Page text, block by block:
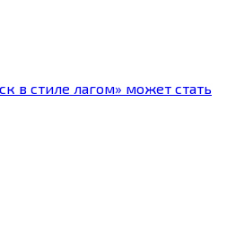
в стиле лагом» может стать